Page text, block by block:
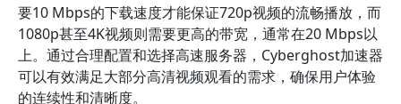
要10 Mbps的下载速度才能保证720p视频的流畅播放，而
1080p甚至4K视频则需要更高的带宽，通常在20 Mbps以
上。通过合理配置和选择高速服务器，Cyberghost加速器
可以有效满足大部分高清视频观看的需求，确保用户体验
的连续性和清晰度。